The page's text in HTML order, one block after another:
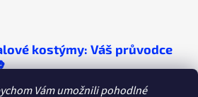
Vám umožnili pohodlné
kostýmy: Váš průvodce
vaší párty mluvilo ještě